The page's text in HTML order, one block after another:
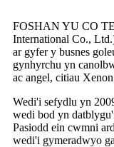
FOSHAN YU CO
International Co.,
ar gyfer y busnes
gynhyrchu yn
ac angel, citiau
Wedi'i sefydlu yn
wedi bod yn
Pasiodd ein cwmni
wedi'i gymeradwyo